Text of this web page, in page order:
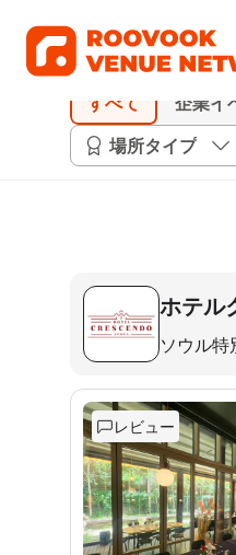
すべて 企業イ
場所タイプ
ホテル
ソウル
レビュー